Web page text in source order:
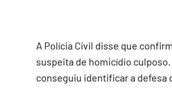
A Polícia Civil disse que
suspeita de homicídio
conseguiu identificar a defesa